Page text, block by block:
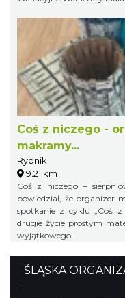
Coś z niczego -
makramy...
Rybnik
9.21 km
Coś z niczego –
powiedział, że organizer
spotkanie z cyklu „Coś
drugie życie prostym
wyjątkowego!
ŚLĄSKA